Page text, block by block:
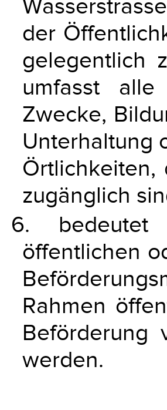
der
gelegentlich
umfasst
Zwecke,
Unterhaltung
zugänglich
6. bedeutet
öffentlichen
Rahmen
Beförderung
werden.